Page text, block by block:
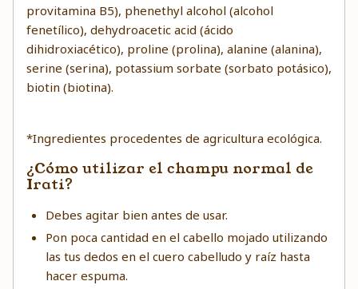
provitamina B5), phenethyl alcohol (alcohol
fenetílico), dehydroacetic acid (ácido
dihidroxiacético), proline (prolina), alanine (alanina),
serine (serina), potassium sorbate (sorbato potásico),
biotin (biotina).
*Ingredientes procedentes de agricultura ecológica.
¿Cómo utilizar el champu normal de
Irati?
Debes agitar bien antes de usar.
Pon poca cantidad en el cabello mojado utilizando
las tus dedos en el cuero cabelludo y raíz hasta
hacer espuma.